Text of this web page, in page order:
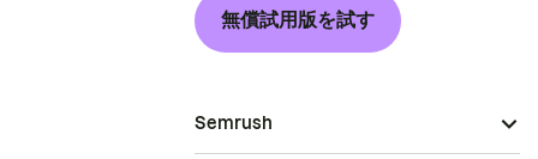
無償試用版を試す
Semrush